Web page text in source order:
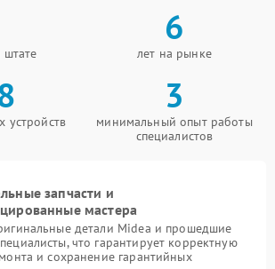
штате
6
лет на рынке
устройств
3
минимальный опыт работы
специалистов
запчасти и
мастера
детали Midea и прошедшие
что гарантирует корректную
и сохранение гарантийных